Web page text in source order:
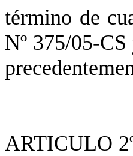
término de
Nº 375/05-
ARTICULO